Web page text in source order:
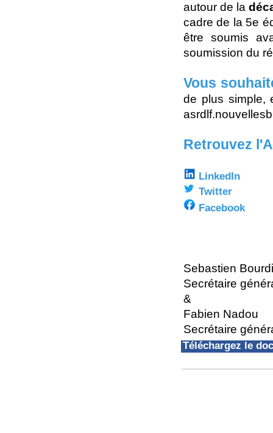
autour de la
cadre de la 5e
être soumis
soumission du
Vous
de plus simple,
Retrouvez
LinkedIn
Twitter
Facebook
Sebastien
Secrétaire
&
Fabien Nadou
Secrétaire
Téléchargez le